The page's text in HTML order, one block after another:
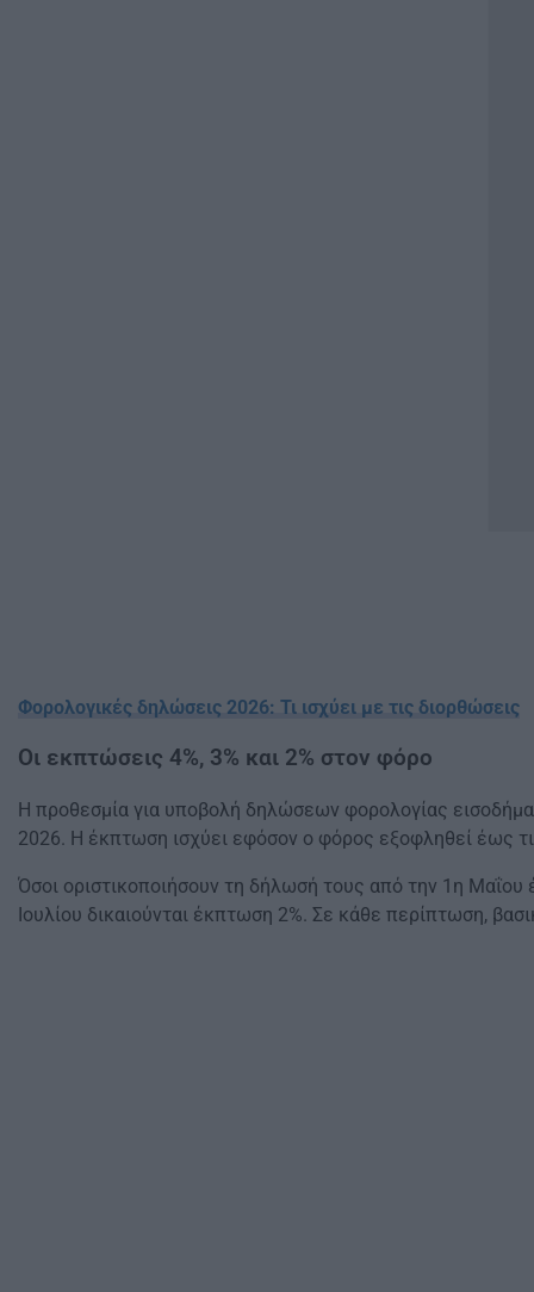
Φορολογικές δηλώσεις 2026: Τι ισχύει με τις διορθώσεις
Οι εκπτώσεις 4%, 3% και 2% στον φόρο
Η προθεσμία για υποβολή δηλώσεων φορολογίας
2026. Η έκπτωση ισχύει εφόσον ο φόρος εξοφληθεί έως
Όσοι οριστικοποιήσουν τη δήλωσή τους από την 1η Μαΐου
Ιουλίου δικαιούνται έκπτωση 2%. Σε κάθε περίπτωση,